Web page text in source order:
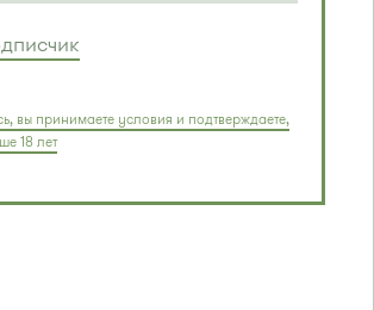
вы принимаете условия и подтверждаете,
18 лет